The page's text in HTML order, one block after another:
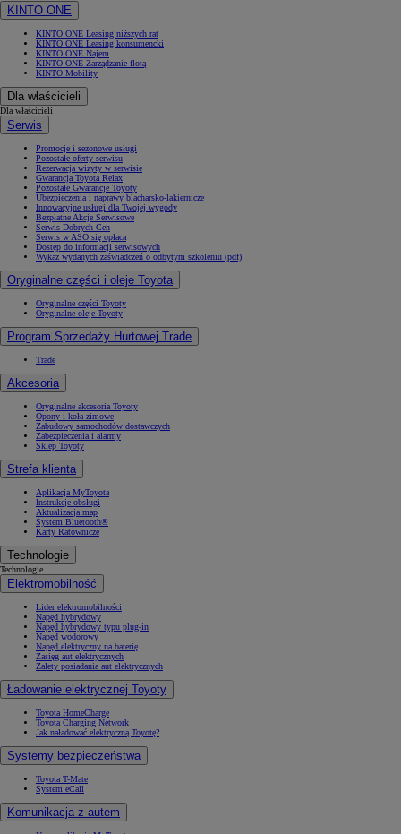
KINTO ONE
KINTO ONE Leasing niższych rat
KINTO ONE Leasing konsumencki
KINTO ONE Najem
KINTO ONE Zarządzanie flotą
KINTO Mobility
Dla właścicieli
Dla właścicieli
Serwis
Promocje i sezonowe usługi
Pozostałe oferty serwisu
Rezerwacja wizyty w serwisie
Gwarancja Toyota Relax
Pozostałe Gwarancje Toyoty
Ubezpieczenia i naprawy blacharsko-lakiernicze
Innowacyjne usługi dla Twojej wygody
Bezpłatne Akcje Serwisowe
Serwis Dobrych Cen
Serwis w ASO się opłaca
Dostęp do informacji serwisowych
Wykaz wydanych zaświadczeń o odbytym szkoleniu (pdf)
Oryginalne części i oleje Toyota
Oryginalne części Toyoty
Oryginalne oleje Toyoty
Program Sprzedaży Hurtowej Trade
Trade
Akcesoria
Oryginalne akcesoria Toyoty
Opony i koła zimowe
Zabudowy samochodów dostawczych
Zabezpieczenia i alarmy
Sklep Toyoty
Strefa klienta
Aplikacja MyToyota
Instrukcje obsługi
Aktualizacja map
System Bluetooth®
Karty Ratownicze
Technologie
Technologie
Elektromobilność
Lider elektromobilności
Napęd hybrydowy
Napęd hybrydowy typu plug-in
Napęd wodorowy
Napęd elektryczny na baterię
Zasięg aut elektrycznych
Zalety posiadania aut elektrycznych
Ładowanie elektrycznej Toyoty
Toyota HomeCharge
Toyota Charging Network
Jak naładować elektryczną Toyotę?
Systemy bezpieczeństwa
Toyota T-Mate
System eCall
Komunikacja z autem